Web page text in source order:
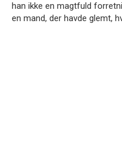
han ikke en magtfuld
en mand, der havde glemt,